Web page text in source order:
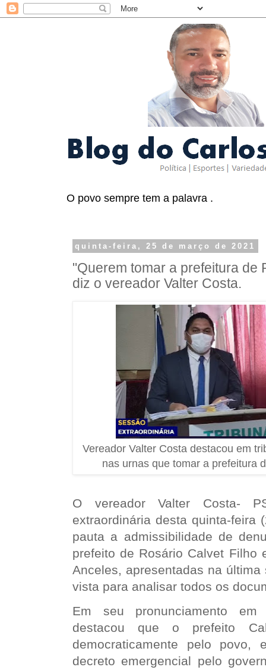
O povo sempre tem a palavra .
quinta-feira, 25 de março de 2021
"Querem tomar a prefeitura de
diz o vereador Valter Costa.
Vereador Valter Costa destacou em
nas urnas que tomar a prefeitura
O vereador Valter Costa-
extraordinária desta quinta-
pauta a admissibilidade de
prefeito de Rosário Calvet Filho
Anceles, apresentadas na
vista para analisar todos os
Em seu pronunciamento em
destacou que o prefeito
democraticamente pelo
decreto emergencial pelo